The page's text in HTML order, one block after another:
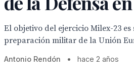
El objetivo del ejercicio Milex-23
preparación militar de la Unión
Antonio Rendón • hace 2 años